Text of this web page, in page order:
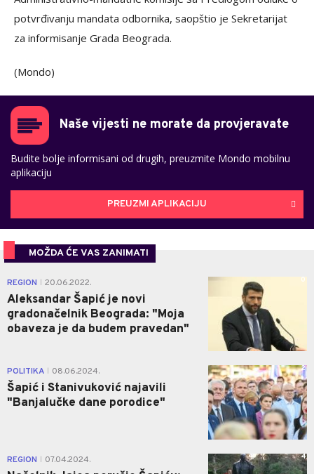
potvrđivanju mandata odbornika, saopštio je Sekretarijat
za informisanje Grada Beograda.
(Mondo)
Naše vijesti ne morate da provjeravate
Budite bolje informisani od drugih, preuzmite Mondo mobilnu
aplikaciju
PREUZMI APLIKACIJU
MOŽDA ĆE VAS ZANIMATI
REGION 20.06.2022.
Aleksandar Šapić je novi
gradonačelnik Beograda: "Moja
obaveza je da budem pravedan"
0
POLITIKA 08.06.2024.
Šapić i Stanivuković najavili
"Banjalučke dane porodice"
2
REGION 07.04.2024. 4